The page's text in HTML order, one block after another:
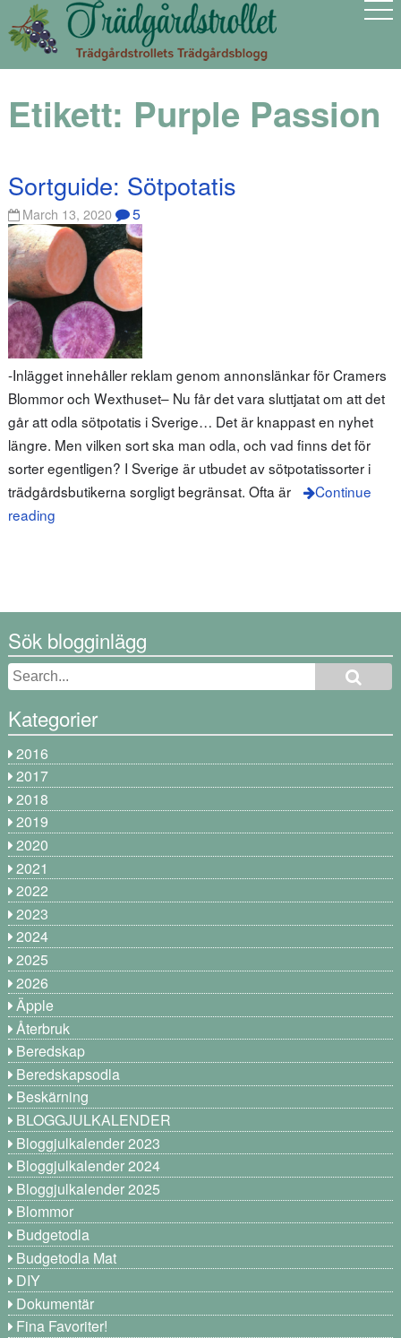
Etikett: Purple Passion
Sortguide: Sötpotatis
March 13, 2020 5
-Inlägget innehåller reklam genom annonslänkar för Cramers
Blommor och Wexthuset– Nu får det vara sluttjatat om att det
går att odla sötpotatis i Sverige… Det är knappast en nyhet
längre. Men vilken sort ska man odla, och vad finns det för
sorter egentligen? I Sverige är utbudet av sötpotatissorter i
trädgårdsbutikerna sorgligt begränsat. Ofta är
Continue
reading
Sök blogginlägg
Kategorier
2016
2017
2018
2019
2020
2021
2022
2023
2024
2025
2026
Äpple
Återbruk
Beredskap
Beredskapsodla
Beskärning
BLOGGJULKALENDER
Bloggjulkalender 2023
Bloggjulkalender 2024
Bloggjulkalender 2025
Blommor
Budgetodla
Budgetodla Mat
DIY
Dokumentär
Fina Favoriter!